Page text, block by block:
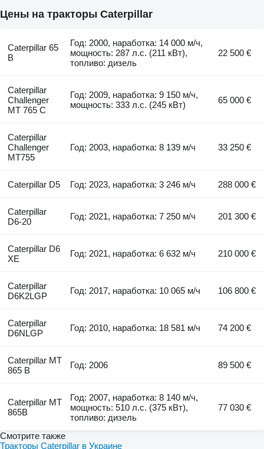
Цены на тракторы Caterpillar
Caterpillar 65
B
Год: 2000, наработка: 14 000 м/ч,
мощность: 287 л.с. (211 кВт),
топливо: дизель
22 500 €
Caterpillar
Challenger
MT 765 C
Год: 2009, наработка: 9 150 м/ч,
мощность: 333 л.с. (245 кВт)
65 000 €
Caterpillar
Challenger
MT755
Год: 2003, наработка: 8 139 м/ч 33 250 €
Caterpillar D5 Год: 2023, наработка: 3 246 м/ч 288 000 €
Caterpillar
D6-20
Год: 2021, наработка: 7 250 м/ч 201 300 €
Caterpillar D6
XE
Год: 2021, наработка: 6 632 м/ч 210 000 €
Caterpillar
D6K2LGP
Год: 2017, наработка: 10 065 м/ч 106 800 €
Caterpillar
D6NLGP
Год: 2010, наработка: 18 581 м/ч 74 200 €
Caterpillar MT
865 B
Год: 2006 89 500 €
Caterpillar MT
865B
Год: 2007, наработка: 8 140 м/ч,
мощность: 510 л.с. (375 кВт),
топливо: дизель
77 030 €
Смотрите также
Тракторы Caterpillar в Украине